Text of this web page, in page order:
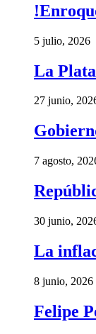
5 julio, 2026
La
27 junio,
7 agosto,
30 junio,
La
8 junio, 2026
Felipe